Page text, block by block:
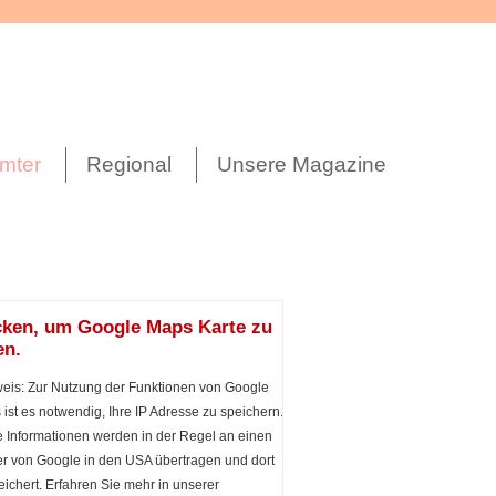
Regional Unsere Magazine
um Google Maps Karte zu
Zur Nutzung der Funktionen von Google
ist es notwendig, Ihre IP Adresse zu speichern.
Informationen werden in der Regel an einen
von Google in den USA übertragen und dort
Erfahren Sie mehr in unserer